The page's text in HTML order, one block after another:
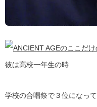
彼は高校一年生の時
学校の合唱祭で３位になって